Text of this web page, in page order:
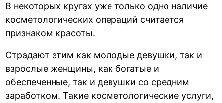
В некоторых кругах уже только одно наличие
косметологических операций считается
признаком красоты.
Страдают этим как молодые девушки, так и
взрослые женщины, как богатые и
обеспеченные, так и девушки со средним
заработком. Такие косметологические услуги,